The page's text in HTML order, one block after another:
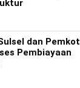
dan Pemkot
Pembiayaan